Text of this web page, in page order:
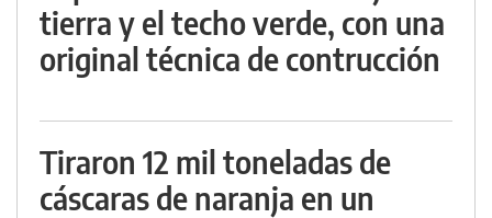
tierra y el techo verde, con una
original técnica de contrucción
Tiraron 12 mil toneladas de
cáscaras de naranja en un